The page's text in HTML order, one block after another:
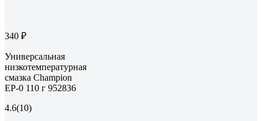
340 ₽
Универсальная
низкотемпературная
смазка Champion
EP-0 110 г 952836
4.6(10)